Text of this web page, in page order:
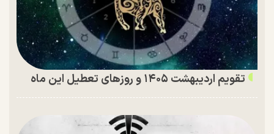
تقویم اردیبهشت ۱۴۰۵ و روز‌های تعطیل این ماه